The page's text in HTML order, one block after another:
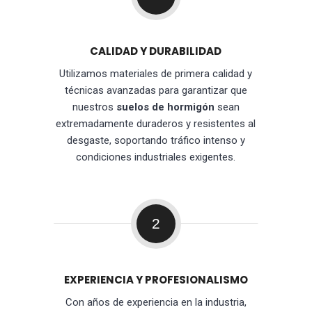
CALIDAD Y DURABILIDAD
Utilizamos materiales de primera calidad y
técnicas avanzadas para garantizar que
nuestros suelos de hormigón sean
extremadamente duraderos y resistentes al
desgaste, soportando tráfico intenso y
condiciones industriales exigentes.
2
EXPERIENCIA Y PROFESIONALISMO
Con años de experiencia en la industria,